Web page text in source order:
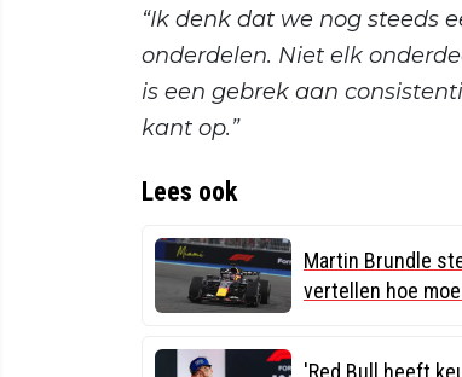
“Ik denk dat we nog steeds
onderdelen. Niet elk
is een gebrek aan
kant op.”
Lees ook
Martin Brundle
vertellen hoe
'Red Bull heeft